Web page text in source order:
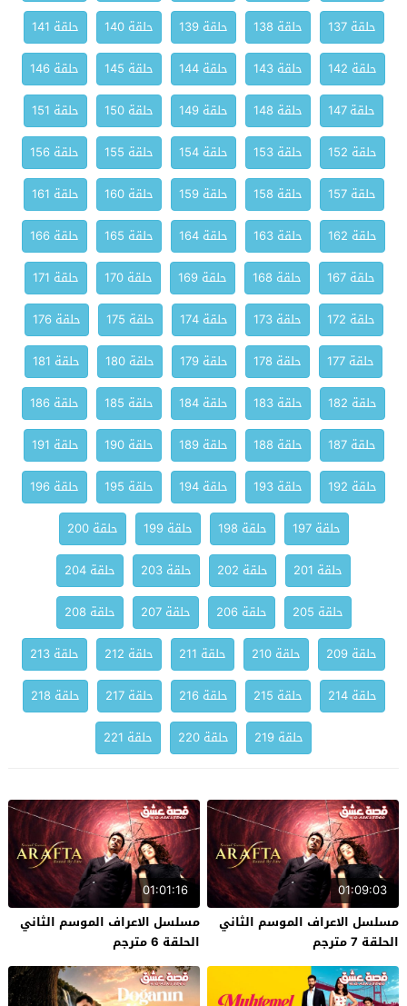
حلقة 137 حلقة 138 حلقة 139 حلقة 140
حلقة 141
حلقة 142
حلقة 143 حلقة 144 حلقة 145
حلقة 146
حلقة 147
حلقة 148 حلقة 149 حلقة 150
حلقة 151
حلقة 152
حلقة 153 حلقة 154 حلقة 155
حلقة 156
حلقة 157
حلقة 158 حلقة 159 حلقة 160
حلقة 161
حلقة 162
حلقة 163 حلقة 164 حلقة 165
حلقة 166
حلقة 167
حلقة 168 حلقة 169 حلقة 170
حلقة 171
حلقة 172
حلقة 173 حلقة 174 حلقة 175
حلقة 176
حلقة 177
حلقة 178 حلقة 179 حلقة 180
حلقة 181
حلقة 182
حلقة 183 حلقة 184 حلقة 185
حلقة 186
حلقة 187
حلقة 188 حلقة 189 حلقة 190
حلقة 191
حلقة 192
حلقة 193 حلقة 194 حلقة 195
حلقة 196
حلقة 197
حلقة 198 حلقة 199
حلقة 200
حلقة 201
حلقة 202 حلقة 203
حلقة 204
حلقة 205
حلقة 206 حلقة 207
حلقة 208
حلقة 209
حلقة 210 حلقة 211 حلقة 212
حلقة 213
حلقة 214
حلقة 215 حلقة 216 حلقة 217
حلقة 218
حلقة 219
حلقة 220 حلقة 221
01:09:03
مسلسل الاعراف الموسم الثاني
الحلقة 7 مترجم
01:01:16
مسلسل الاعراف الموسم الثاني
الحلقة 6 مترجم